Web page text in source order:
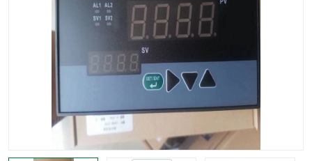
标准型工业压力变送器 罐旁显示仪
电容物位计
温度显示控制仪表
工业自动化系统成套设备